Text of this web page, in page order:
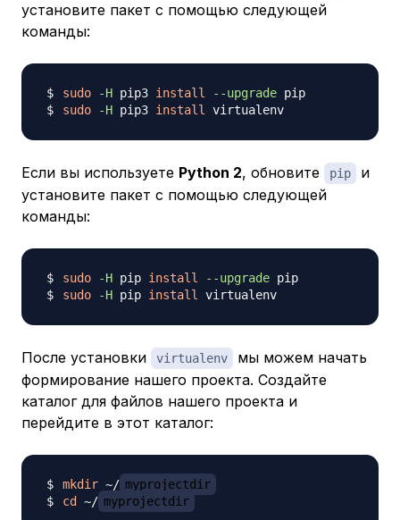
установите пакет с помощью следующей
команды:
sudo -H pip3 install --upgrade
sudo
-H pip3 install
Если вы используете Python 2, обновите pip
и
установите пакет с помощью следующей
команды:
sudo -H pip install --upgrade
sudo
-H pip install
После установки virtualenv
мы можем начать
формирование нашего проекта. Создайте
каталог для файлов нашего проекта и
перейдите в этот каталог:
mkdir ~/ myprojectdir
cd
~/ myprojectdir